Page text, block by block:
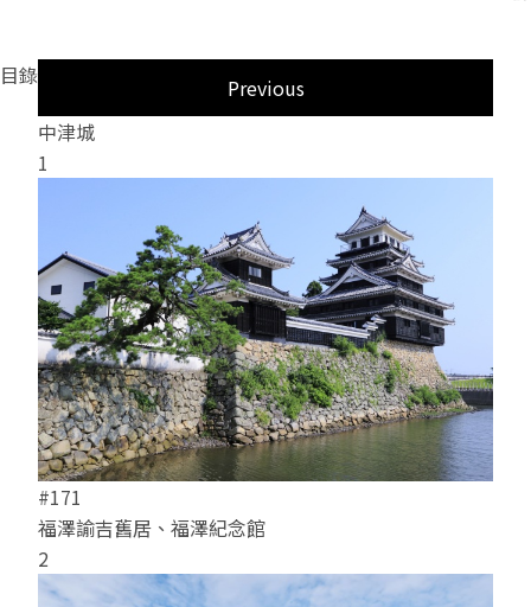
目錄
Previous
中津城
1
#171
福澤諭吉舊居、福澤紀念館
2